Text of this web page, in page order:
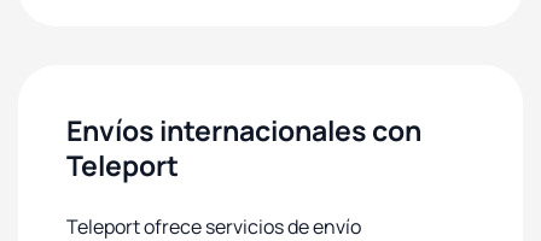
Envíos internacionales con
Teleport
Teleport ofrece servicios de envío